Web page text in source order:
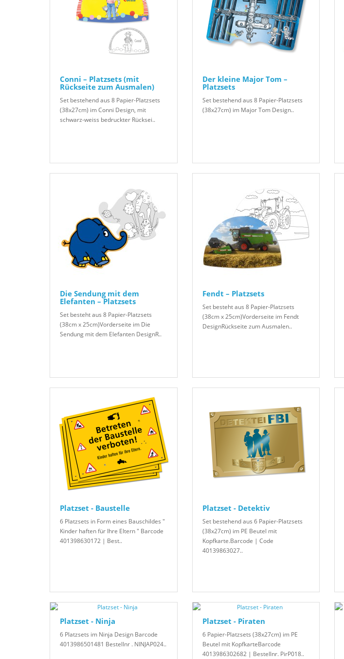
Conni – Platzsets (mit
Rückseite zum Ausmalen)
Set bestehend aus 8 Papier-Platzsets
(38x27cm) im Conni Design, mit
schwarz-weiss bedruckter Rücksei..
Der kleine Major Tom –
Platzsets
Set bestehend aus 8 Papier-Platzsets
(38x27cm) im Major Tom Design..
Die Sendung mit dem
Elefanten – Platzsets
Set besteht aus 8 Papier-Platzsets
(38cm x 25cm)Vorderseite im Die
Sendung mit dem Elefanten DesignR..
Fendt – Platzsets
Set besteht aus 8 Papier-Platzsets
(38cm x 25cm)Vorderseite im Fendt
DesignRückseite zum Ausmalen..
Platzset - Baustelle
6 Platzsets in Form eines Bauschildes "
Kinder haften für Ihre Eltern " Barcode
401398630172 | Best..
Platzset - Detektiv
Set bestehend aus 6 Papier-Platzsets
(38x27cm) im PE Beutel mit
Kopfkarte.Barcode | Code
40139863027..
Platzset - Ninja
6 Platzsets im Ninja Design Barcode
4013986501481 Bestellnr . NINJAP024..
Platzset - Piraten
6 Papier-Platzsets (38x27cm) im PE
Beutel mit KopfkarteBarcode
4013986302682 | Bestellnr. PirP018..